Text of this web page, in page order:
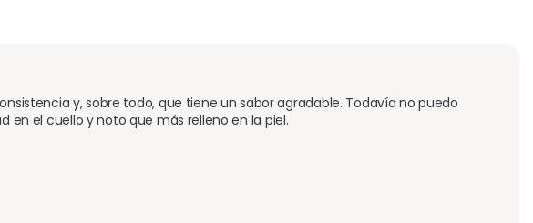
y, sobre todo, que tiene un sabor agradable. Todavía no puedo
en el cuello y noto que más relleno en la piel.